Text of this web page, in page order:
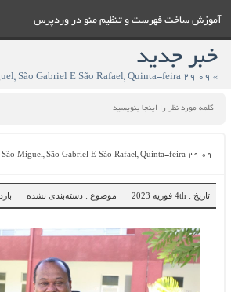
آموزش ساخت فهرست و تنظيم منو در وردپرس
خبر جدید
Miguel, São Gabriel E São Rafael, Quinta-feira 29 09
تاریخ : 4th فوریه 2023 موضوع : دسته‌بندی نشده